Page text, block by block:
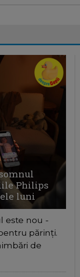
Philips
luni
este nou -
părinți.
de